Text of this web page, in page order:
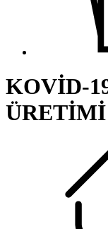
KOVİD-